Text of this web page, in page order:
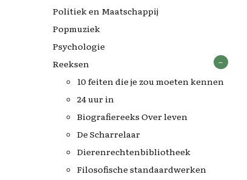
Politiek en Maatschappij
Popmuziek
Psychologie
Reeksen
10 feiten die je zou moeten kennen
24 uur in
Biografiereeks Over leven
De Scharrelaar
Dierenrechtenbibliotheek
Filosofische standaardwerken